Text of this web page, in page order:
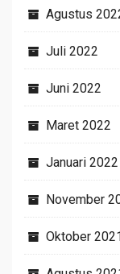
Agustus
Juli 2022
Juni 2022
Maret 2022
Januari 2022
November
Oktober